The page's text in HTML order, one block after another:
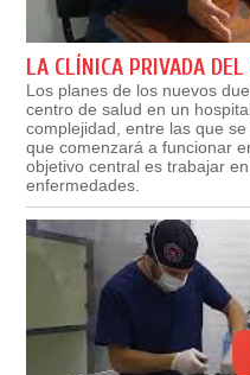
LA CLÍNICA PRIVADA
Los planes de los nuevos
centro de salud en un
complejidad, entre las que
que comenzará a funcionar
objetivo central es trabajar
enfermedades.